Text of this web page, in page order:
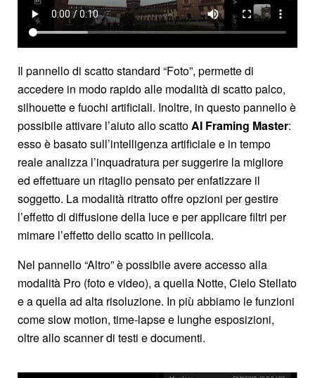
Il pannello di scatto standard “Foto”, permette di
accedere in modo rapido alle modalità di scatto palco,
silhouette e fuochi artificiali. Inoltre, in questo pannello è
possibile attivare l’aiuto allo scattoAI Framing Master:
esso è basato sull’intelligenza artificiale e in tempo
reale analizza l’inquadratura per suggerire la migliore
ed effettuare un ritaglio pensato per enfatizzare il
soggetto. La modalità ritratto offre opzioni per gestire
l’effetto di diffusione della luce e per applicare filtri per
mimare l’effetto dello scatto in pellicola.
Nel pannello “Altro” è possibile avere accesso alla
modalità Pro (foto e video), a quella Notte, Cielo Stellato
e a quella ad alta risoluzione. In più abbiamo le funzioni
come slow motion, time-lapse e lunghe esposizioni,
oltre allo scanner di testi e documenti.